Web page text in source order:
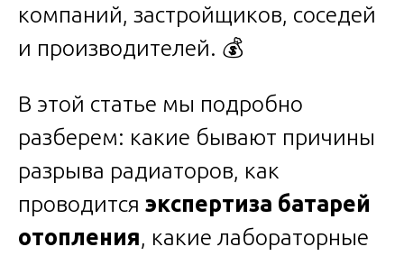
компаний, застройщиков, соседей
и производителей. 💰
В этой статье мы подробно
разберем: какие бывают причины
разрыва радиаторов, как
проводится экспертиза батарей
отопления, какие лабораторные